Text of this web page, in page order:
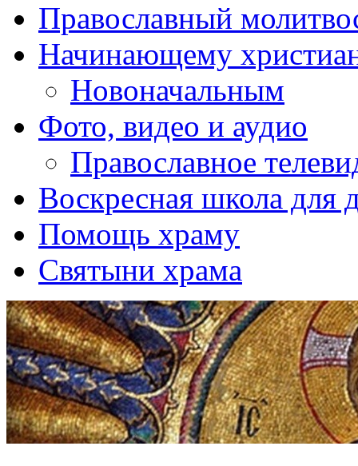
Православный
Начинающему
Новоначальным
Фото, видео и аудио
Православное
Воскресная школа для
Помощь храму
Святыни храма